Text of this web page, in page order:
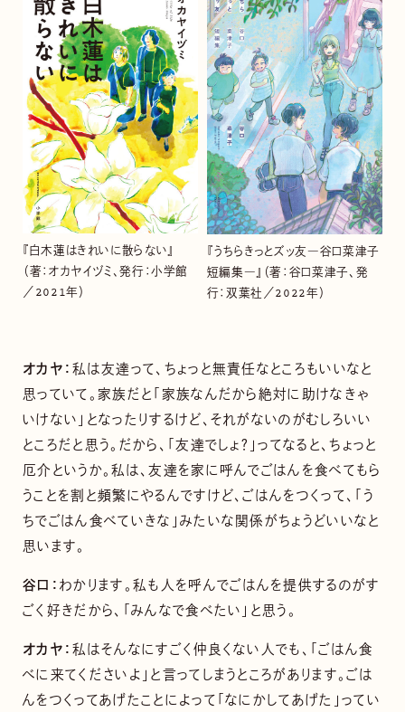
『白木蓮はきれいに散らない』
（著：オカヤイヅミ、発行：小学館
／2021年）
『うちらきっとズッ友―谷口菜津子
短編集―』（著：谷口菜津子、発
行：双葉社／2022年）
オカヤ：私は友達って、ちょっと無責任なところもいいなと
思っていて。家族だと「家族なんだから絶対に助けなきゃ
いけない」となったりするけど、それがないのがむしろいい
ところだと思う。だから、「友達でしょ？」ってなると、ちょっと
厄介というか。私は、友達を家に呼んでごはんを食べてもら
うことを割と頻繁にやるんですけど、ごはんをつくって、「う
ちでごはん食べていきな」みたいな関係がちょうどいいなと
思います。
谷口：わかります。私も人を呼んでごはんを提供するのがす
ごく好きだから、「みんなで食べたい」と思う。
オカヤ：私はそんなにすごく仲良くない人でも、「ごはん食
べに来てくださいよ」と言ってしまうところがあります。ごは
んをつくってあげたことによって「なにかしてあげた」ってい